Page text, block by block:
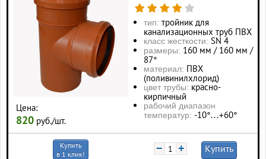
Цена:
820 руб./шт.
тип: тройник для
канализационных труб ПВХ
класс жесткости: SN 4
размеры: 160 мм / 160 мм /
87°
материал: ПВХ
(поливинилхлорид)
цвет трубы: красно-
кирпичный
рабочий диапазон
температур: -10°…+60°
Купить
в 1 клик!
− + Купить